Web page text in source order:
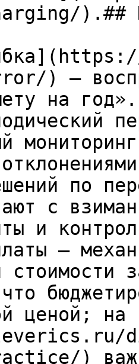
).##
) —
на
по
с
и
—
стоимости
ценой; на
)